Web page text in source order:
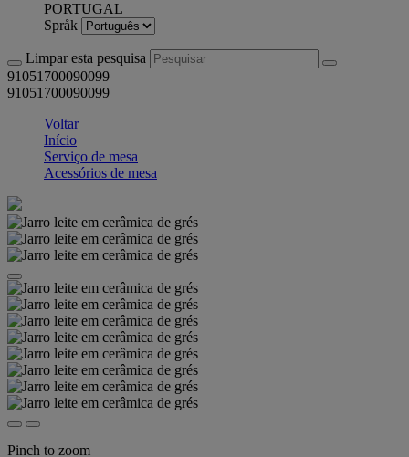
PORTUGAL
Språk
Limpar esta pesquisa
91051700090099
91051700090099
Voltar
Início
Serviço de mesa
Acessórios de mesa
Pinch to zoom